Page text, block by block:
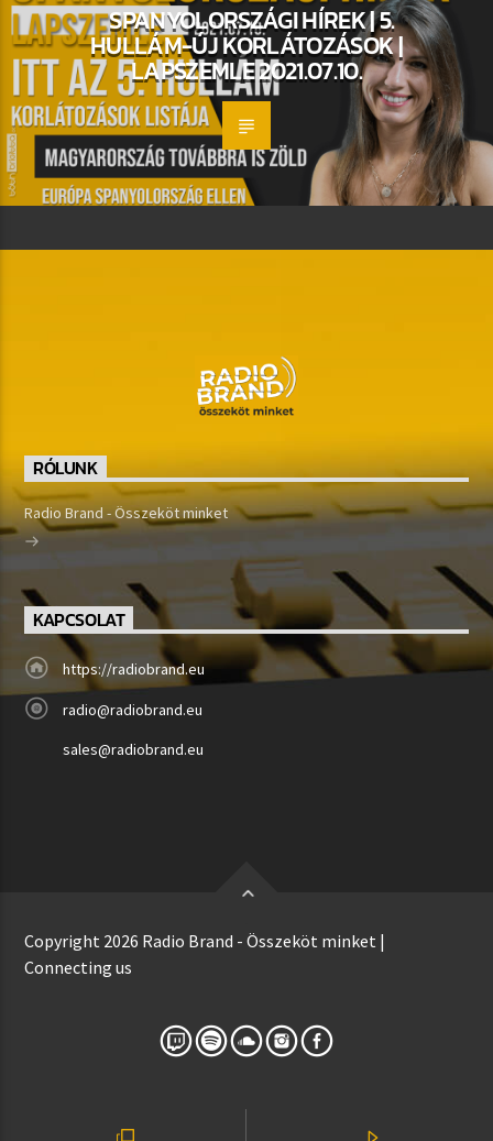
SPANYOLORSZÁGI HÍREK | 5.
HULLÁM-ÚJ KORLÁTOZÁSOK |
LAPSZEMLE 2021.07.10.
RÓLUNK
Radio Brand - Összeköt minket
KAPCSOLAT
https://radiobrand.eu
radio@radiobrand.eu
sales@radiobrand.eu
Copyright 2026 Radio Brand - Összeköt minket |
Connecting us